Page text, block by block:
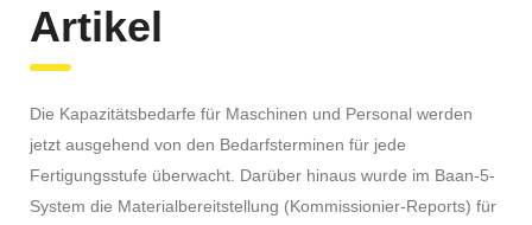
Artikel
Die Kapazitätsbedarfe für Maschinen und Personal werden
jetzt ausgehend von den Bedarfsterminen für jede
Fertigungsstufe überwacht. Darüber hinaus wurde im Baan-5-
System die Materialbereitstellung (Kommissionier-Reports) für